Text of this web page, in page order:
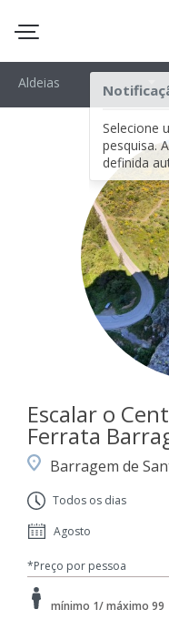
Selecione
pesquisa.
definida
Aldeias
Escalar o
Ferrata
Barragem de
Todos os dias
Agosto
*Preço por pessoa
mínimo 1/ máximo 99